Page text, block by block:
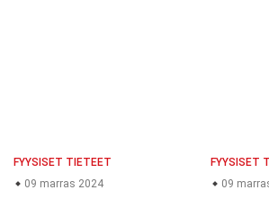
FYYSISET TIETEET
09 marras 2024
FYYSISET
09